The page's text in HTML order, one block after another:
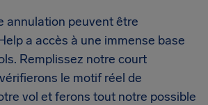
annulation peuvent être
a accès à une immense base
Remplissez notre court
le motif réel de
vol et ferons tout notre possible